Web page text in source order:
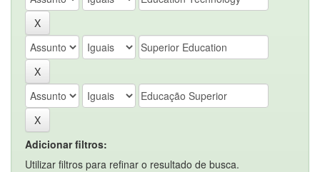
Adicionar filtros:
Utilizar filtros para refinar o resultado de busca.